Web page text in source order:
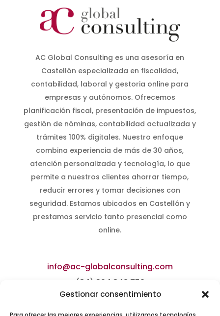
Gestionar consentimiento
AC Global Consulting es una asesoría en
Castellón especializada en fiscalidad,
contabilidad, laboral y gestoria online para
empresas y autónomos. Ofrecemos
planificación fiscal, presentación de impuestos,
gestión de nóminas, contabilidad actualizada y
trámites 100% digitales. Nuestro enfoque
combina experiencia de más de 30 años,
atención personalizada y tecnología, lo que
permite a nuestros clientes ahorrar tiempo,
reducir errores y tomar decisiones con
seguridad. Estamos ubicados en Castellón y
prestamos servicio tanto presencial como
online.
info@ac-globalconsulting.com
(34) 964 342 750
Carrer de Méndez Núñez, 21,